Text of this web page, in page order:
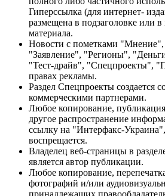
Гиперссылка (для интернет-
размещена в подзаголовке или в
материала.
Новости с пометками "Мнение",
"Заявление", "Регионы",
"Тест-драйв", "Спецпроекты",
правах рекламы.
Раздел Спецпроекты создается
коммерческими партнерами.
Любое копирование,
другое распространение
ссылку на "Интерфакс-
воспрещается.
Владелец веб-страницы в
является автор публикации.
Любое копирование,
фотографий и/или
принадлежащих